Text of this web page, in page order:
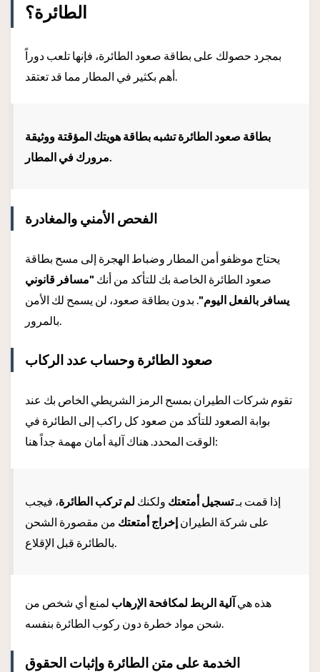
الطائرة؟
بمجرد حصولك على بطاقة صعود الطائرة، فإنها تلعب دوراً
بطاقة صعود الطائرة تشبه بطاقة هويتك المؤقتة ووثيقة
الفحص الأمني والمغادرة
يحتاج موظفو أمن المطار وضباط الهجرة إلى مسح بطاقة
صعود الطائرة الخاصة بك للتأكد من أنك "مسافر قانوني
يسافر بالفعل اليوم" . بدون بطاقة صعود، لن يسمح لك الأمن
صعود الطائرة وحساب عدد الركاب
تقوم شركات الطيران بمسح الرمز الشريطي الخاص بك عند
بوابة الصعود للتأكد من صعود كل راكب إلى الطائرة في
الوقت المحدد. هناك آلية أمان مهمة جداً هنا:
إذا قمت بـتسجيل أمتعتك ولكنك لم تركب الطائرة، فيجب
على شركة الطيران إخراج أمتعتك من مقصورة الشحن
هذه هي آلية الربط لمكافحة الإرهاب لمنع أي شخص من
الخدمة على متن الطائرة وإثبات الحقوق